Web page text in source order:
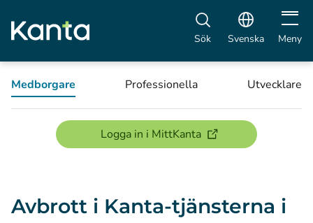
Sök Svenska Öppna
Meny
Medborgare Professionella Utvecklare
Logga in i MittKanta(öppnas i ett nytt
Avbrott i Kanta-tjänsterna i